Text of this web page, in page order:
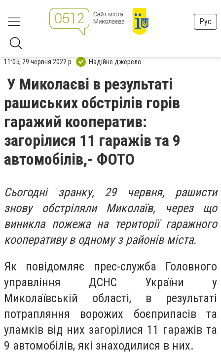
Рус
11:05, 29 червня 2022 р. Надійне джерело
У Миколаєві в результаті
рашиських обстрілів горів
гаражий кооператив:
загорілися 11 гаражів та 9
автомобілів,- ФОТО
Сьогодні зранку, 29 червня, рашисти
знову обстріляли Миколаїв, через що
виникла пожежа на території гаражного
кооперативу в одному з районів міста.
Як повідомляє прес-служба Головного
управління ДСНС України у
Миколаївській області, в результаті
потрапляння ворожих боєприпасів та
уламків від них загорілися 11 гаражів та
9 автомобілів, які знаходилися в них.